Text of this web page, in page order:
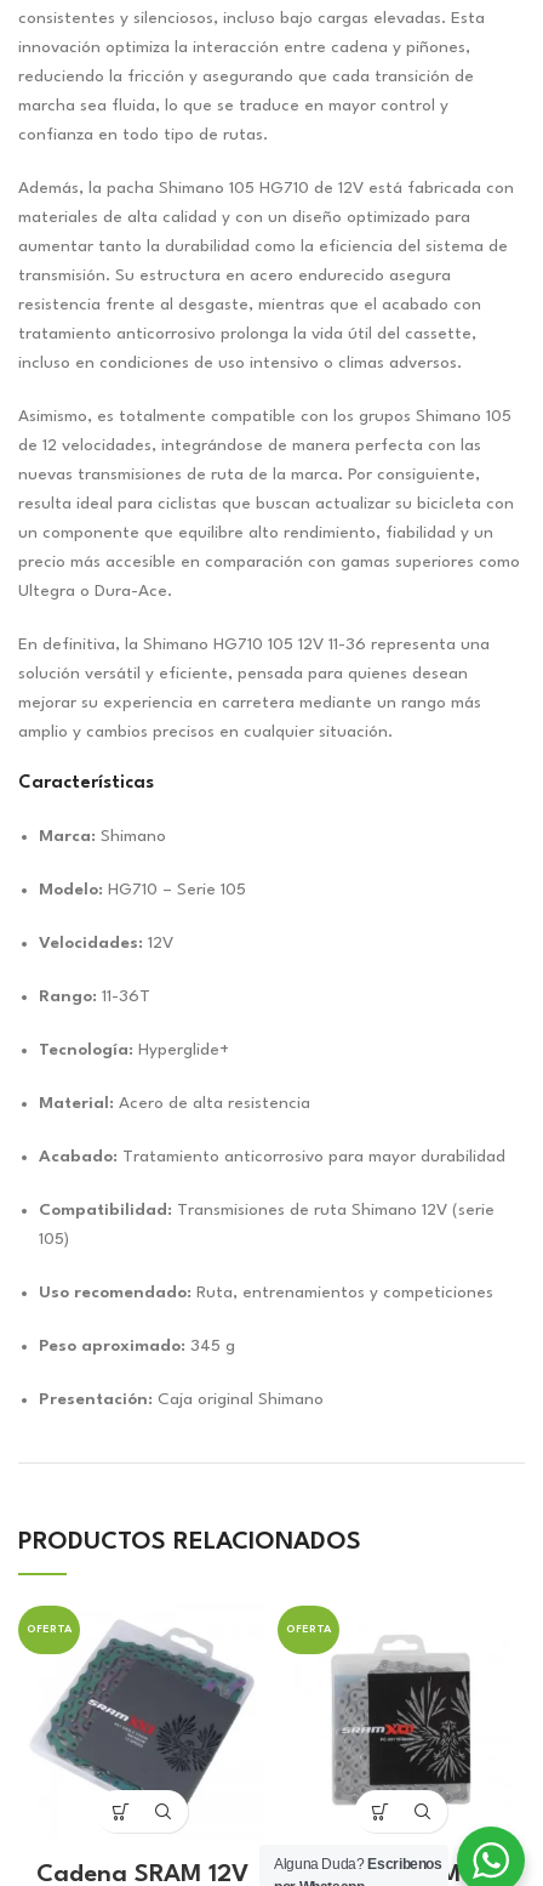
consistentes y silenciosos, incluso bajo cargas elevadas. Esta
innovación optimiza la interacción entre cadena y piñones,
reduciendo la fricción y asegurando que cada transición de
marcha sea fluida, lo que se traduce en mayor control y
confianza en todo tipo de rutas.
Además, la pacha Shimano 105 HG710 de 12V está fabricada con
materiales de alta calidad y con un diseño optimizado para
aumentar tanto la durabilidad como la eficiencia del sistema de
transmisión. Su estructura en acero endurecido asegura
resistencia frente al desgaste, mientras que el acabado con
tratamiento anticorrosivo prolonga la vida útil del cassette,
incluso en condiciones de uso intensivo o climas adversos.
Asimismo, es totalmente compatible con los grupos Shimano 105
de 12 velocidades, integrándose de manera perfecta con las
nuevas transmisiones de ruta de la marca. Por consiguiente,
resulta ideal para ciclistas que buscan actualizar su bicicleta con
un componente que equilibre alto rendimiento, fiabilidad y un
precio más accesible en comparación con gamas superiores como
Ultegra o Dura-Ace.
En definitiva, la Shimano HG710 105 12V 11-36 representa una
solución versátil y eficiente, pensada para quienes desean
mejorar su experiencia en carretera mediante un rango más
amplio y cambios precisos en cualquier situación.
Características
Marca: Shimano
Modelo: HG710 – Serie 105
Velocidades: 12V
Rango: 11-36T
Tecnología: Hyperglide+
Material: Acero de alta resistencia
Acabado: Tratamiento anticorrosivo para mayor durabilidad
Compatibilidad: Transmisiones de ruta Shimano 12V (serie
105)
Uso recomendado: Ruta, entrenamientos y competiciones
Peso aproximado: 345 g
Presentación: Caja original Shimano
PRODUCTOS RELACIONADOS
OFERTA
Cadena SRAM 12V
OFERTA
Cadena SRAM 12V
Alguna Duda? Escribenos